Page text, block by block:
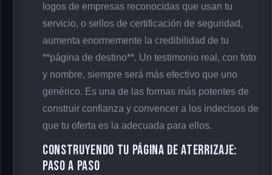
logos de empresas reconocidas que usan tu
servicio, o sellos de certificación de seguridad,
aumenta enormemente la credibilidad de tu
**página de destino**. Un testimonio real, con foto
y nombre, siempre será más efectivo que uno
genérico. Es una de las formas más potentes de
construir confianza y convencer a los indecisos de
que tu oferta es la adecuada para ellos.
Construyendo Tu Página de Aterrizaje:
Paso a Paso